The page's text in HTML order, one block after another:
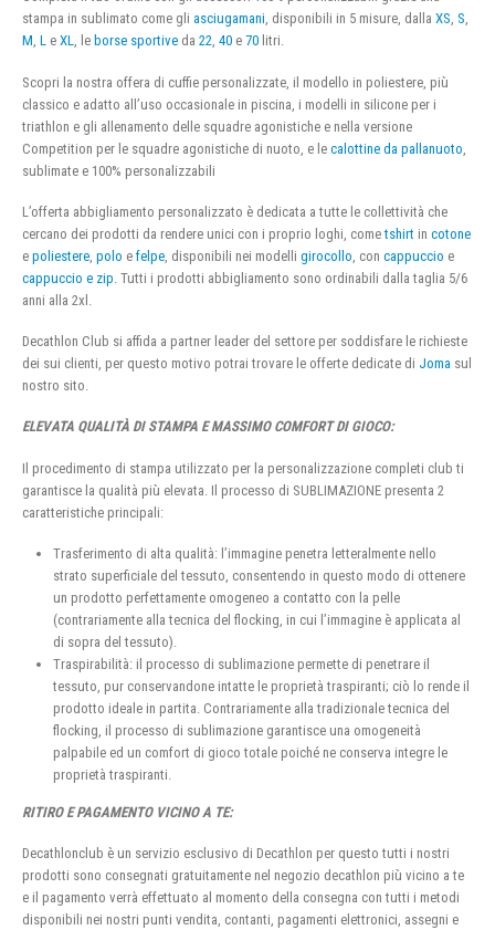
stampa in sublimato come gli asciugamani, disponibili in 5 misure, dalla XS, S,
M, L e XL, le borse sportive da 22, 40 e 70 litri.
Scopri la nostra offera di cuffie personalizzate, il modello in poliestere, più
classico e adatto all’uso occasionale in piscina, i modelli in silicone per i
triathlon e gli allenamento delle squadre agonistiche e nella versione
Competition per le squadre agonistiche di nuoto, e le calottine da pallanuoto
sublimate e 100% personalizzabili
L’offerta abbigliamento personalizzato è dedicata a tutte le collettività che
cercano dei prodotti da rendere unici con i proprio loghi, cometshirt in cotone
e poliestere polo e felpe , disponibili nei modelli girocollo , con cappuccio e
cappuccio e zip . Tutti i prodotti abbigliamento sono ordinabili dalla taglia 5/6
anni alla 2xl.
Decathlon Club si affida a partner leader del settore per soddisfare le richieste
dei sui clienti, per questo motivo potrai trovare le offerte dedicate di Joma sul
nostro sito.
ELEVATA QUALITÀ DI STAMPA E MASSIMO COMFORT DI GIOCO:
Il procedimento di stampa utilizzato per la personalizzazione completi club ti
garantisce la qualità più elevata. Il processo di SUBLIMAZIONE presenta 2
caratteristiche principali:
Trasferimento di alta qualità: l’immagine penetra letteralmente nello
strato superficiale del tessuto, consentendo in questo modo di ottenere
un prodotto perfettamente omogeneo a contatto con la pelle
(contrariamente alla tecnica del flocking, in cui l’immagine è applicata al
di sopra del tessuto).
Traspirabilità: il processo di sublimazione permette di penetrare il
tessuto, pur conservandone intatte le proprietà traspiranti; ciò lo rende il
prodotto ideale in partita. Contrariamente alla tradizionale tecnica del
flocking, il processo di sublimazione garantisce una omogeneità
palpabile ed un comfort di gioco totale poiché ne conserva integre le
proprietà traspiranti.
RITIRO E PAGAMENTO VICINO A TE:
Decathlonclub è un servizio esclusivo di Decathlon per questo tutti i nostri
prodotti sono consegnati gratuitamente nel negozio decathlon più vicino a te
e il pagamento verrà effettuato al momento della consegna con tutti i metodi
disponibili nei nostri punti vendita, contanti, pagamenti elettronici, assegni e